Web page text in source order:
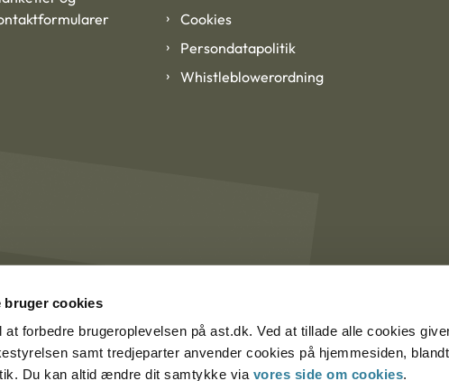
bruger cookies
forbedre brugeroplevelsen på ast.dk. Ved at tillade alle cookies
samt tredjeparter anvender cookies på hjemmesiden,
Du kan altid ændre dit samtykke via vores side om cookies.
Cookies
Persondatapolitik
Whistleblowerordning